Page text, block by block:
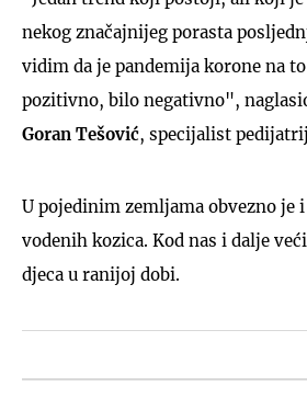
nekog značajnijeg porasta
vidim da je pandemija korone na
pozitivno, bilo negativno",
Goran Tešović, specijalist
U pojedinim zemljama obvezno je
vodenih kozica. Kod nas i dalje
djeca u ranijoj dobi.